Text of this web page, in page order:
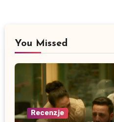
You Missed
Recenzje